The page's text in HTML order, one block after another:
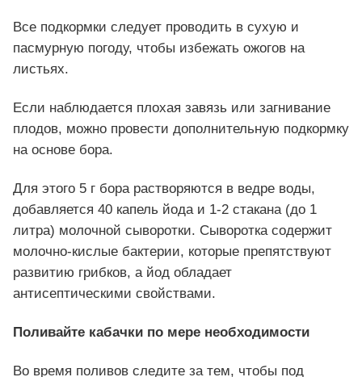
Все подкормки следует проводить в сухую и
пасмурную погоду, чтобы избежать ожогов на
листьях.
Если наблюдается плохая завязь или загнивание
плодов, можно провести дополнительную подкормку
на основе бора.
Для этого 5 г бора растворяются в ведре воды,
добавляется 40 капель йода и 1-2 стакана (до 1
литра) молочной сыворотки. Сыворотка содержит
молочно-кислые бактерии, которые препятствуют
развитию грибков, а йод обладает
антисептическими свойствами.
Поливайте кабачки по мере необходимости
Во время поливов следите за тем, чтобы под